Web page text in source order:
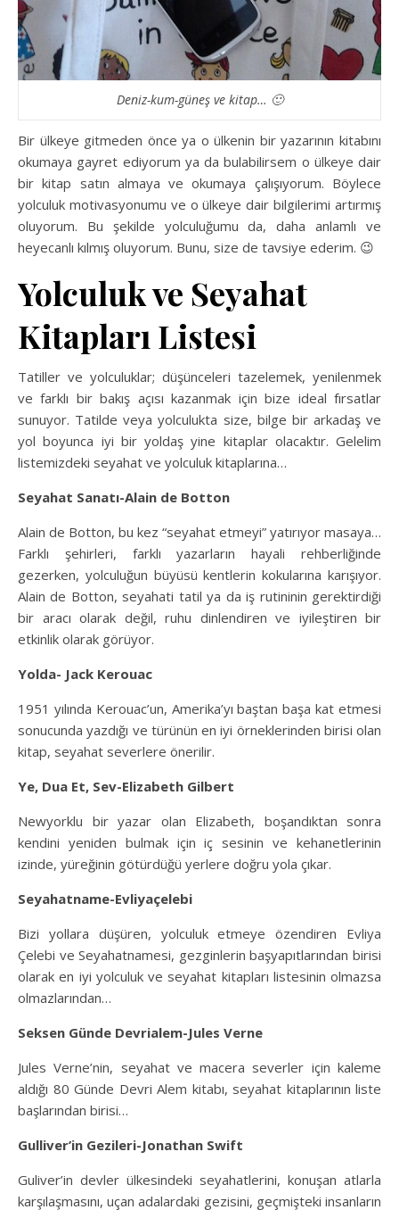
Deniz-kum-güneş ve kitap… 🙂
Bir ülkeye gitmeden önce ya o ülkenin bir yazarının kitabını
okumaya gayret ediyorum ya da bulabilirsem o ülkeye dair
bir kitap satın almaya ve okumaya çalışıyorum. Böylece
yolculuk motivasyonumu ve o ülkeye dair bilgilerimi artırmış
oluyorum. Bu şekilde yolculuğumu da, daha anlamlı ve
heyecanlı kılmış oluyorum. Bunu, size de tavsiye ederim. 😉
Yolculuk ve Seyahat
Kitapları Listesi
Tatiller ve yolculuklar; düşünceleri tazelemek, yenilenmek
ve farklı bir bakış açısı kazanmak için bize ideal fırsatlar
sunuyor. Tatilde veya yolculukta size, bilge bir arkadaş ve
yol boyunca iyi bir yoldaş yine kitaplar olacaktır. Gelelim
listemizdeki seyahat ve yolculuk kitaplarına…
Seyahat Sanatı-Alain de Botton
Alain de Botton, bu kez “seyahat etmeyi” yatırıyor masaya…
Farklı şehirleri, farklı yazarların hayali rehberliğinde
gezerken, yolculuğun büyüsü kentlerin kokularına karışıyor.
Alain de Botton, seyahati tatil ya da iş rutininin gerektirdiği
bir aracı olarak değil, ruhu dinlendiren ve iyileştiren bir
etkinlik olarak görüyor.
Yolda- Jack Kerouac
1951 yılında Kerouac’un, Amerika’yı baştan başa kat etmesi
sonucunda yazdığı ve türünün en iyi örneklerinden birisi olan
kitap, seyahat severlere önerilir.
Ye, Dua Et, Sev-Elizabeth Gilbert
Newyorklu bir yazar olan Elizabeth, boşandıktan sonra
kendini yeniden bulmak için iç sesinin ve kehanetlerinin
izinde, yüreğinin götürdüğü yerlere doğru yola çıkar.
Seyahatname-Evliyaçelebi
Bizi yollara düşüren, yolculuk etmeye özendiren Evliya
Çelebi ve Seyahatnamesi, gezginlerin başyapıtlarından birisi
olarak en iyi yolculuk ve seyahat kitapları listesinin olmazsa
olmazlarından…
Seksen Günde Devrialem-Jules Verne
Jules Verne’nin, seyahat ve macera severler için kaleme
aldığı 80 Günde Devri Alem kitabı, seyahat kitaplarının liste
başlarından birisi…
Gulliver’in Gezileri-Jonathan Swift
Guliver’in devler ülkesindeki seyahatlerini, konuşan atlarla
karşılaşmasını, uçan adalardaki gezisini, geçmişteki insanların